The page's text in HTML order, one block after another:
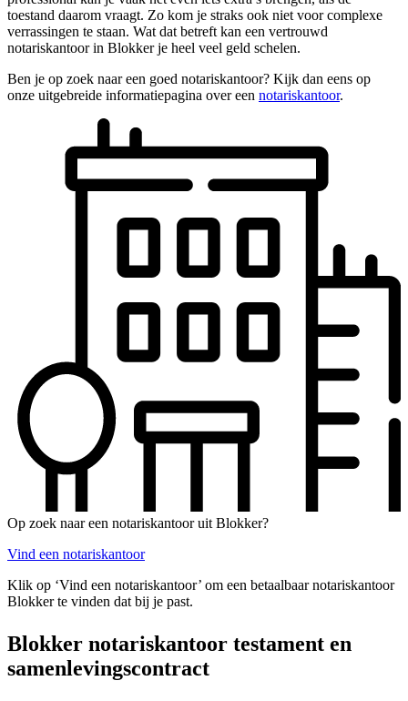
toestand daarom vraagt. Zo kom je straks ook niet voor complexe
verrassingen te staan. Wat dat betreft kan een vertrouwd
notariskantoor in Blokker je heel veel geld schelen.
Ben je op zoek naar een goed notariskantoor? Kijk dan eens op
onze uitgebreide informatiepagina over een notariskantoor.
Op zoek naar een notariskantoor uit Blokker?
Vind een notariskantoor
Klik op ‘Vind een notariskantoor’ om een betaalbaar notariskantoor
Blokker te vinden dat bij je past.
Blokker notariskantoor testament en
samenlevingscontract